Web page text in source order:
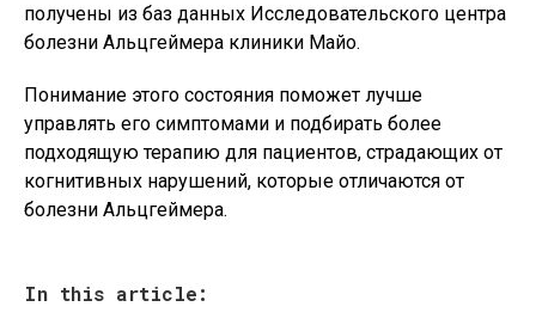
получены из баз данных Исследовательского центра
болезни Альцгеймера клиники Майо.
Понимание этого состояния поможет лучше
управлять его симптомами и подбирать более
подходящую терапию для пациентов, страдающих от
когнитивных нарушений, которые отличаются от
болезни Альцгеймера.
In this article: